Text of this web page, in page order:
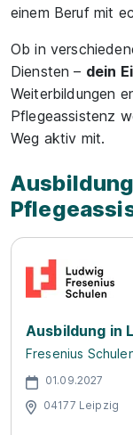
einem Beruf mit
Ob in
Diensten – dein
Weiterbildungen
Pflegeassistenz
Weg aktiv mit.
Ausbildung in
Fresenius
01.09.2027
04177 Leipzig